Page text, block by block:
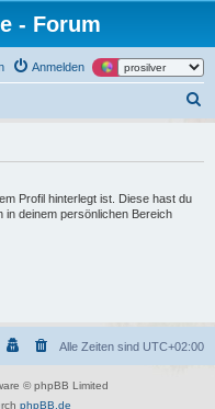
- Forum
Anmelden
u
Profil hinterlegt ist. Diese hast du
in deinem persönlichen Bereich
Alle Zeiten sind UTC+02:00
© phpBB Limited
phpBB.de